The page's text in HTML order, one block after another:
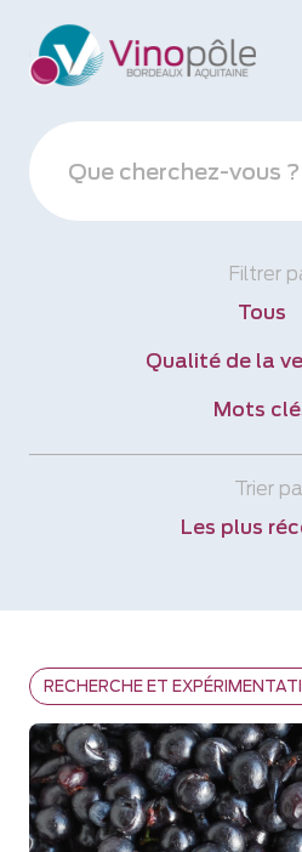
Filtrer
Tous
Qualité de la
Mots
Trier
Les plus
RECHERCHE ET